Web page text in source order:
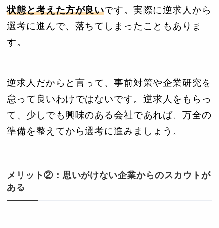
状態と考えた方が良いです。実際に逆求人から
選考に進んで、落ちてしまったこともありま
す。
逆求人だからと言って、事前対策や企業研究を
怠って良いわけではないです。逆求人をもらっ
て、少しでも興味のある会社であれば、万全の
準備を整えてから選考に進みましょう。
メリット②：思いがけない企業からのスカウトが
ある